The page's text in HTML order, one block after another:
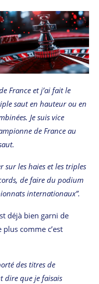
France et j’ai fait le
saut en hauteur ou en
Je suis vice
de France au
sur les haies et les triples
de faire du podium
internationaux”.
déjà bien garni de
comme c’est
des titres de
dire que je faisais